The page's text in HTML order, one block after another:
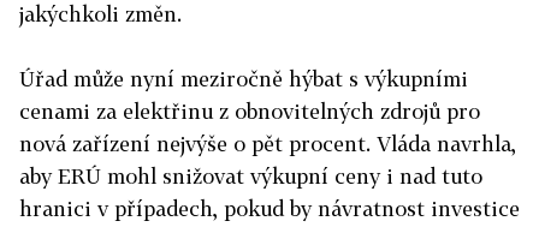
jakýchkoli změn.
Úřad může nyní meziročně hýbat s výkupními
cenami za elektřinu z obnovitelných zdrojů pro
nová zařízení nejvýše o pět procent. Vláda navrhla,
aby ERÚ mohl snižovat výkupní ceny i nad tuto
hranici v případech, pokud by návratnost investice